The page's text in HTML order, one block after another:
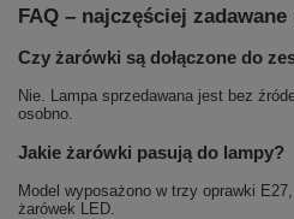
FAQ – najczęściej
Czy żarówki są dołączone do
Nie. Lampa sprzedawana jest bez
osobno.
Jakie żarówki pasują do lampy?
Model wyposażono w trzy oprawki
żarówek LED.